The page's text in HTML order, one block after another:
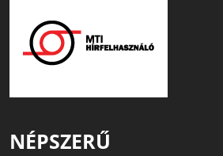
NÉPSZERŰ